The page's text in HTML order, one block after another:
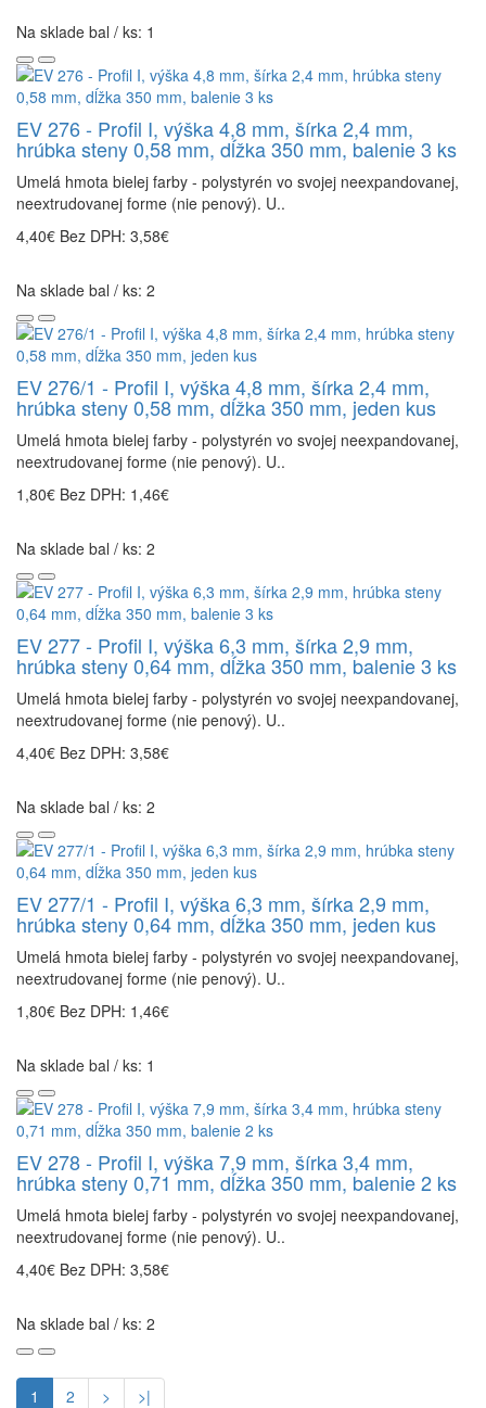
Na sklade bal / ks: 1
EV 276 - Profil I, výška 4,8 mm, šírka 2,4 mm,
hrúbka steny 0,58 mm, dĺžka 350 mm, balenie 3 ks
Umelá hmota bielej farby - polystyrén vo svojej neexpandovanej,
neextrudovanej forme (nie penový). U..
4,40€ Bez DPH: 3,58€
Na sklade bal / ks: 2
EV 276/1 - Profil I, výška 4,8 mm, šírka 2,4 mm,
hrúbka steny 0,58 mm, dĺžka 350 mm, jeden kus
Umelá hmota bielej farby - polystyrén vo svojej neexpandovanej,
neextrudovanej forme (nie penový). U..
1,80€ Bez DPH: 1,46€
Na sklade bal / ks: 2
EV 277 - Profil I, výška 6,3 mm, šírka 2,9 mm,
hrúbka steny 0,64 mm, dĺžka 350 mm, balenie 3 ks
Umelá hmota bielej farby - polystyrén vo svojej neexpandovanej,
neextrudovanej forme (nie penový). U..
4,40€ Bez DPH: 3,58€
Na sklade bal / ks: 2
EV 277/1 - Profil I, výška 6,3 mm, šírka 2,9 mm,
hrúbka steny 0,64 mm, dĺžka 350 mm, jeden kus
Umelá hmota bielej farby - polystyrén vo svojej neexpandovanej,
neextrudovanej forme (nie penový). U..
1,80€ Bez DPH: 1,46€
Na sklade bal / ks: 1
EV 278 - Profil I, výška 7,9 mm, šírka 3,4 mm,
hrúbka steny 0,71 mm, dĺžka 350 mm, balenie 2 ks
Umelá hmota bielej farby - polystyrén vo svojej neexpandovanej,
neextrudovanej forme (nie penový). U..
4,40€ Bez DPH: 3,58€
Na sklade bal / ks: 2
1 2 > >|